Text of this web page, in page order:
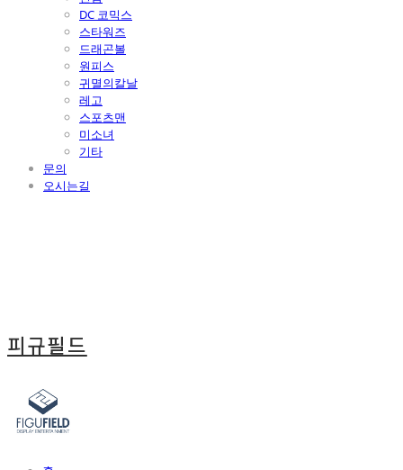
DC 코믹스
스타워즈
드래곤볼
원피스
귀멸의칼날
레고
스포츠맨
미소녀
기타
문의
오시는길
피규필드